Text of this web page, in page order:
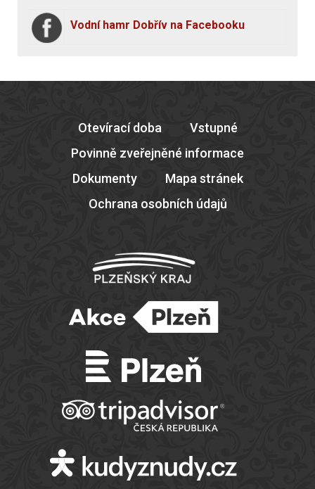
Vodní hamr Dobřív na Facebooku
Otevírací doba
Vstupné
Povinně zveřejněné informace
Dokumenty
Mapa stránek
Ochrana osobních údajů